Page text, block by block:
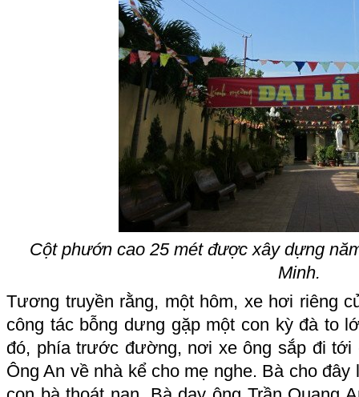
Cột phướn cao 25 mét được xây dựng
Minh.
Tương truyền rằng, một hôm, xe hơi riêng
công tác bỗng dưng gặp một con kỳ đà to
đó, phía trước đường, nơi xe ông sắp đi
Ông An về nhà kể cho mẹ nghe. Bà cho đây